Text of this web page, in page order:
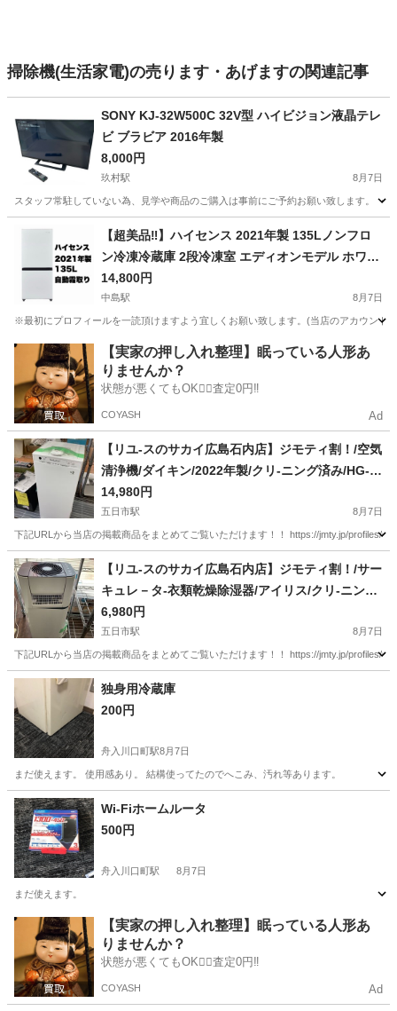
掃除機(生活家電)の売ります・あげますの関連記事
SONY KJ-32W500C 32V型 ハイビジョン液晶テレ
ビ ブラビア 2016年製
8,000円
玖村駅 8月7日
スタッフ常駐していない為、見学や商品のご購入は事前にご予約お願い致します。
広島 玖村駅 テレビ
【超美品‼️】ハイセンス 2021年製 135Lノンフロ
ン冷凍冷蔵庫 2段冷凍室 エディオンモデル ホワイ
ト♪
14,800円
中島駅 8月7日
※最初にプロフィールを一読頂けますよう宜しくお願い致します。(当店のアカウント
広島 広島市 中島駅 キッチン家電 ハイセンス
【実家の押し入れ整理】眠っている人形あ
りませんか？
状態が悪くてもOK🙆‍♀️査定0円‼️
COYASH Ad
【リユ-スのサカイ広島石内店】ジモティ割！/空気
清浄機/ダイキン/2022年製/クリ-ニング済み/HG-1
0752広島市 家電 佐伯区 家電 南区 家電 西区
家電 東区 家電 中区 家電 安佐南区 家電 安
佐北区 家電 安芸区 家電 府中町 家電 海田町
家電 熊野町 家電 坂町 家電 廿日市市 家電
14,980円
五日市駅 8月7日
下記URLから当店の掲載商品をまとめてご覧いただけます！！ https://jmty.jp/profiles/
広島 広島市 五日市駅 季節、空調家電 サカイ
【リユ-スのサカイ広島石内店】ジモティ割！/サー
キュレ－タ-衣類乾燥除湿器/アイリス/クリ-ニング
済み/HG-10751/広島市 家電 佐伯区 家電 南区
家電 西区 家電 東区 家電 中区 家電 安佐南
区 家電 安佐北区 家電 安芸区 家電 府中町 家
電 海田町 家電 熊野町 家電 坂町 家電 廿日
市市 家電
6,980円
五日市駅 8月7日
下記URLから当店の掲載商品をまとめてご覧いただけます！！ https://jmty.jp/profiles/
広島 広島市 五日市駅 季節、空調家電
独身用冷蔵庫
200円
舟入川口町駅8月7日
まだ使えます。 使用感あり。 結構使ってたのでへこみ、汚れ等あります。
広島 広島市 舟入川口町駅 キッチン家電
Wi-Fiホームルータ
500円
舟入川口町駅 8月7日
まだ使えます。
広島 広島市 舟入川口町駅 電話、ＦＡＸ
【実家の押し入れ整理】眠っている人形あ
りませんか？
状態が悪くてもOK🙆‍♀️査定0円‼️
COYASH Ad